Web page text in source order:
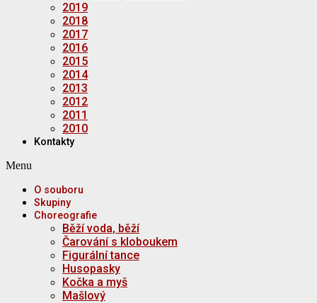
2019
2018
2017
2016
2015
2014
2013
2012
2011
2010
Kontakty
Menu
O souboru
Skupiny
Choreografie
Běží voda, běží
Čarování s kloboukem
Figurální tance
Husopasky
Kočka a myš
Mašlový